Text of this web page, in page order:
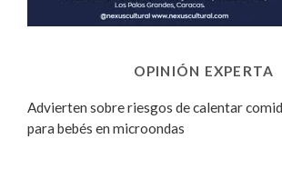
OPINIÓN EXPERTA
Advierten sobre riesgos de calentar
para bebés en microondas